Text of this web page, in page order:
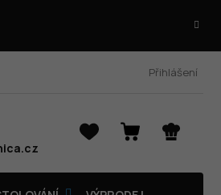
Přihlášení
NÁKUPNÍ